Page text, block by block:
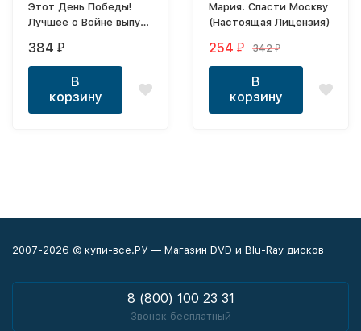
Этот День Победы!
Лучшее о Войне выпуск
384 ₽
В
корзину
Мария. Спасти Москву
(Настоящая Лицензия)
254 ₽ 342₽
В
корзину
2007-2026 © купи-все.РУ — Магазин DVD и Blu-Ray дисков
8 (800) 100 23 31
Звонок бесплатный